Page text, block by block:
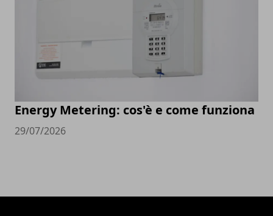
Energy Metering: cos'è e come funziona
29/07/2026